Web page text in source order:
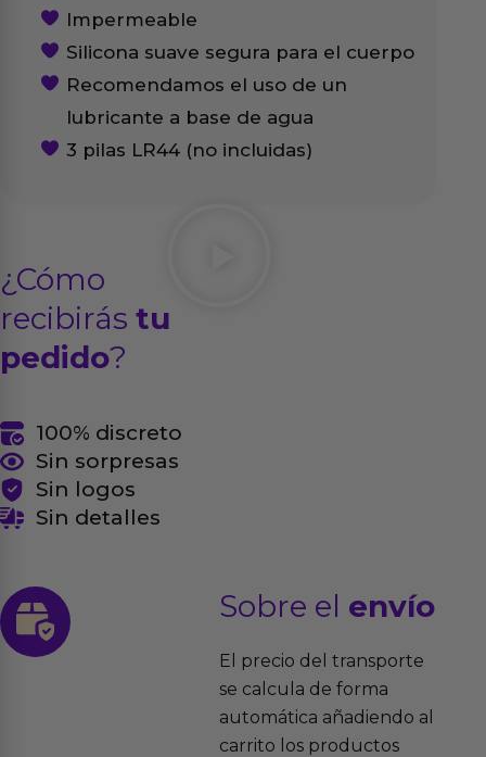
Impermeable
Silicona suave segura para el cuerpo
Recomendamos el uso de un
lubricante a base de agua
3 pilas LR44 (no incluidas)
¿Cómo
recibirás tu
pedido?
100% discreto
Sin sorpresas
Sin logos
Sin detalles
Sobre el envío
El precio del transporte
se calcula de forma
automática añadiendo al
carrito los productos